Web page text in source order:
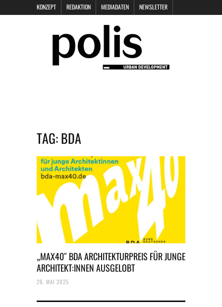
KONZEPT REDAKTION MEDIADATEN NEWSLETTER
DATENSCHUTZ
TAG:BDA
„MAX40″ BDA ARCHITEKTURPREIS FÜR JUNGE
ARCHITEKT:INNEN AUSGELOBT
26. MAI 2025